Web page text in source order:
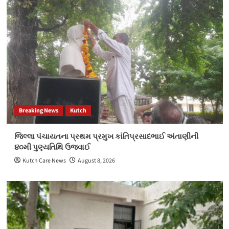
3
4
Breaking News Election 2022 Gujarat
ભરૂચની દહેજ બાયપાસ રોડ પર આવેલી માંગલ્ય
સોસાયટીમાં બંધ મકાનને તસ્કરોએ નિશાન બનાવી
રૂ.9.85 લાખના મુદ્દામાલ ચોરી કરી ફરાર થઈ ગયા
5
Kutch
કેરા કુંદનપુર મતદાન
Breaking News Election 2022 India Kutch
અદાણી એરપોર્ટ હોલ્ડિંગ્સ અને IHG હોટેલ્સ અને
રિસોર્ટ્સ વચ્ચે પાંચ કરાર – હોટેલ ડીલ; કિમ્પ્ટન
Breaking News Election 2022 Gujarat India
રાઘવ ચઢ્ઢા સાથે છ લોકોએ આપનું ઝાડું છોડીને કમળ
Breaking News Kutch
જિલ્લા પંચાયતના પ્રથમ પ્રમુખ કાંતિપ્રસાદભાઈ અંતાણીની
૪૦મી પુણ્યતિથિ ઉજવાઈ
Kutch Care News August 8, 2026